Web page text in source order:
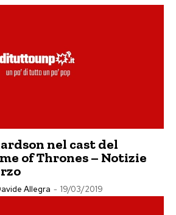
nel cast del
of Thrones – Notizie
Allegra - 19/03/2019